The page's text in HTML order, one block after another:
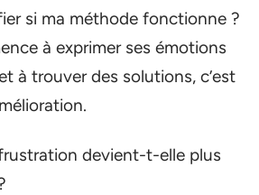
si ma méthode fonctionne ?
à exprimer ses émotions
à trouver des solutions, c’est
devient-t-elle plus